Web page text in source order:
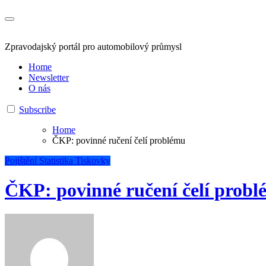
Zpravodajský portál pro automobilový průmysl
Home
Newsletter
O nás
Subscribe
Home
ČKP: povinné ručení čelí problému
Pojištění Statistika Tiskovky
ČKP: povinné ručení čelí